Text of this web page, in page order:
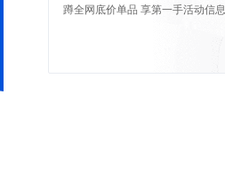
蹲全网底价单品 享第一手活动信息